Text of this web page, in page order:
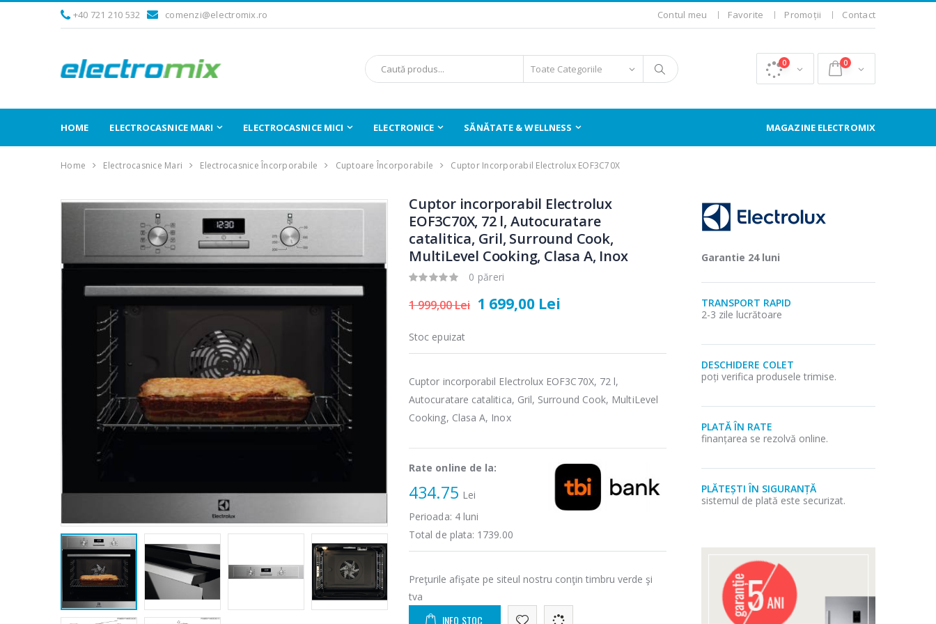
+40 721 210 532 comenzi@electromix.ro Contul meu Favorite Promoții Contact
0 0
HOME ELECTROCASNICE MARI ELECTROCASNICE MICI ELECTRONICE SĂNĂTATE & WELLNESS MAGAZINE ELECTROMIX
Home Electrocasnice Mari Electrocasnice Încorporabile Cuptoare Încorporabile Cuptor Incorporabil Electrolux EOF3C70X
Cuptor incorporabil Electrolux
EOF3C70X, 72 l, Autocuratare
catalitica, Gril, Surround Cook,
MultiLevel Cooking, Clasa A, Inox
0 păreri
1 999,00 Lei 1 699,00 Lei
Stoc epuizat
Cuptor incorporabil Electrolux EOF3C70X, 72 l,
Autocuratare catalitica, Gril, Surround Cook, MultiLevel
Cooking, Clasa A, Inox
Rate online de la:
434.75 Lei
Perioada: 4luni
Total de plata: 1739.00
Preţurile afişate pe siteul nostru conţin timbru verde şi
tva
INFO STOC
Garantie 24 luni
TRANSPORT RAPID
2-3 zile lucrătoare
DESCHIDERE COLET
poți verifica produsele trimise.
PLATĂ ÎN RATE
finanțarea se rezolvă online.
PLĂTEȘTI ÎN SIGURANȚĂ
sistemul de plată este securizat.